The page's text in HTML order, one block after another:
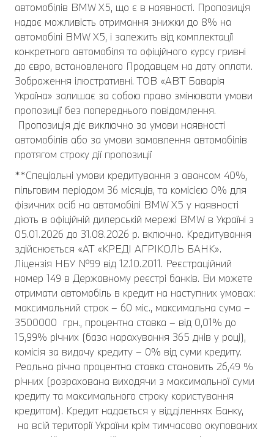
автомобілів BMW X5, що є в наявності. Пропозиція
надає можливість отримання знижки до 8% на
автомобілі BMW X5, і залежить від комплектації
конкретного автомобіля та офіційного курсу гривні
до євро, встановленого Продавцем на дату оплати.
Зображення ілюстративні. ТОВ «АВТ Баварія
Україна» залишає за собою право змінювати умови
пропозиції без попереднього повідомлення.
Пропозиція діє виключно за умови наявності
автомобілів або за умови замовлення автомобілів
протягом строку дії пропозиції
**Cпеціальні умови кредитування з авансом 40%,
пільговим періодом 36 місяців, та комісією 0% для
фізичних осіб на автомобілі BMW X5 у наявності
діють в офіційній дилерській мережі BMW в Україні з
05.01.2026 до 31.08.2026 р. включно. Кредитування
здійснюється «АТ «КРЕДІ АГРІКОЛЬ БАНК».
Ліцензія НБУ №99 від 12.10.2011. Реєстраційний
номер 149 в Державному реєстрі банків. Ви можете
отримати автомобіль в кредит на наступних умовах:
максимальний строк – 60 міс., максимальна сума –
3500000 грн., процентна ставка – від 0,01% до
15,99% річних (база нарахування 365 днів у році),
комісія за видачу кредиту – 0% від суми кредиту.
Реальна річна процентна ставка становить 26,49 %
річних (розрахована виходячи з максимальної суми
кредиту та максимального строку користування
кредитом). Кредит надається у відділеннях Банку,
на всій території України крім тимчасово окупованих